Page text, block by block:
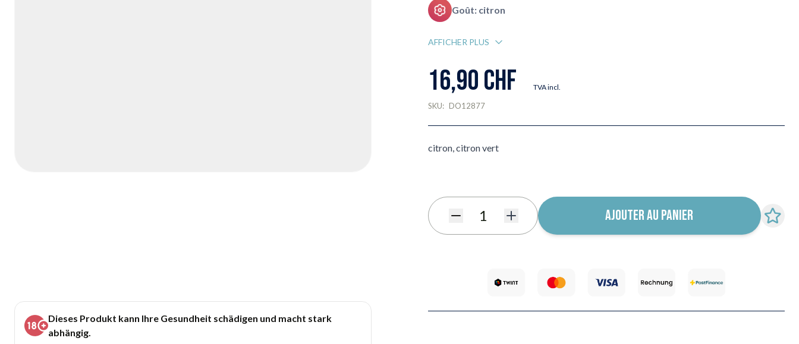
Dieses Produkt kann Ihre Gesundheit schädigen und macht stark
abhängig.
Goût: citron
AFFICHER PLUS
16,90 CHF TVA incl.
SKU: DO12877
citron, citron vert
Quantité AJOUTER AU PANIER